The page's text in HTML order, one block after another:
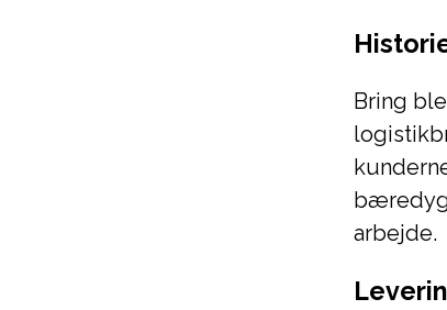
Bring
arbejde.